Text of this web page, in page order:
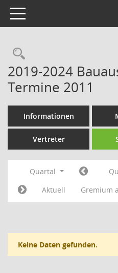
Toggle navigation
2019-2024
Termine 2011
Informationen
Vertreter
Quartal
Aktuell
Gremium
Keine Daten gefunden.